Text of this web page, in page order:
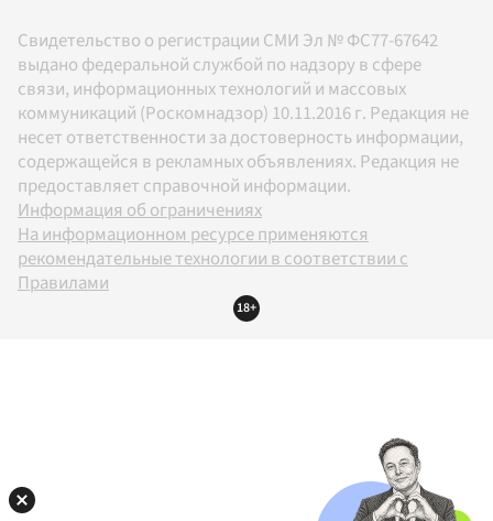
Свидетельство о регистрации СМИ Эл № ФС77-67642
выдано федеральной службой по надзору в сфере
связи, информационных технологий и массовых
коммуникаций (Роскомнадзор) 10.11.2016 г. Редакция не
несет ответственности за достоверность информации,
содержащейся в рекламных объявлениях. Редакция не
предоставляет справочной информации.
Информация об ограничениях
На информационном ресурсе применяются
рекомендательные технологии в соответствии с
Правилами
18+